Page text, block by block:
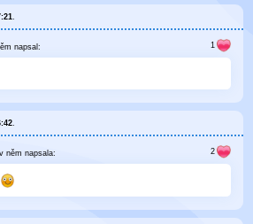
.
napsal:
.
v němnapsala: